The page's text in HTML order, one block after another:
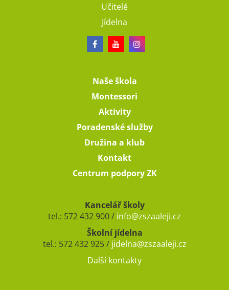
Učitelé
Jídelna
Naše škola
Montessori
Aktivity
Poradenské služby
Družina a klub
Kontakt
Centrum podpory ZK
Kancelář školy
tel.: 572 432 900 / info@zszaaleji.cz
Školní jídelna
tel.: 572 432 925 / jidelna@zszaaleji.cz
Další kontakty